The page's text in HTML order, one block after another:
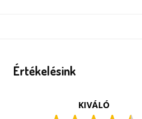
Értékelésink
KIVÁLÓ